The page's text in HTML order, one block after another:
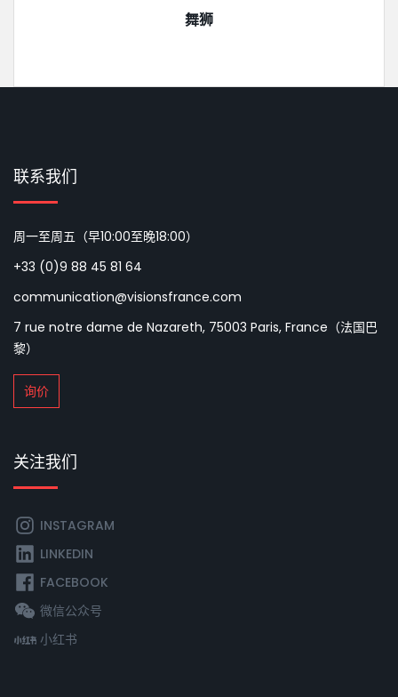
舞狮
联系我们
周一至周五（早10:00至晚18:00）
+33 (0)9 88 45 81 64
communication@visionsfrance.com
7 rue notre dame de Nazareth, 75003 Paris, France（法国巴
黎）
询价
关注我们
INSTAGRAM
LINKEDIN
FACEBOOK
微信公众号
小红书